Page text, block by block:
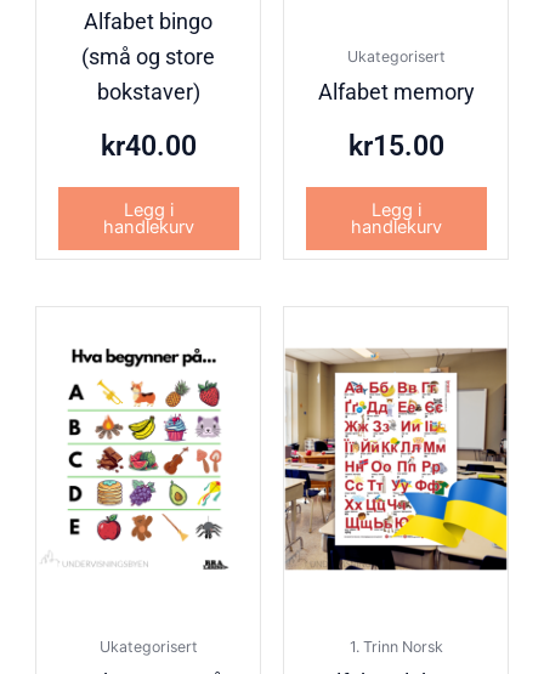
Alfabet bingo
(små og store
bokstaver)
kr40.00
Legg i
handlekurv
Ukategorisert
Alfabet memory
kr15.00
Legg i
handlekurv
Ukategorisert 1. Trinn Norsk